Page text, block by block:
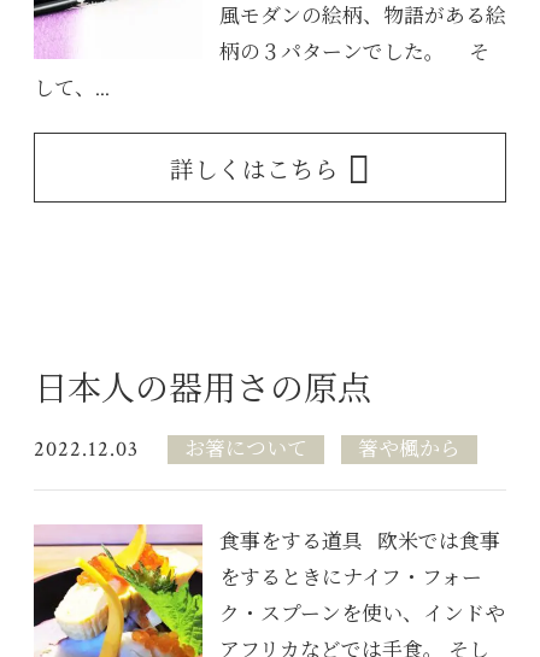
風モダンの絵柄、物語がある絵
柄の３パターンでした。 そ
して、...
詳しくはこちら
日本人の器用さの原点
2022.12.03 お箸について 箸や楓から
食事をする道具 欧米では食事
をするときにナイフ・フォー
ク・スプーンを使い、インドや
アフリカなどでは手食。 そし